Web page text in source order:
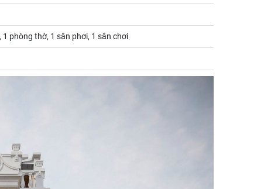
1 phòng thờ, 1 sân phơi, 1 sân chơi